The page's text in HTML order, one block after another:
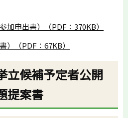
加申出書）（PDF：370KB）
）（PDF：67KB）
立候補予定者公開
提案書